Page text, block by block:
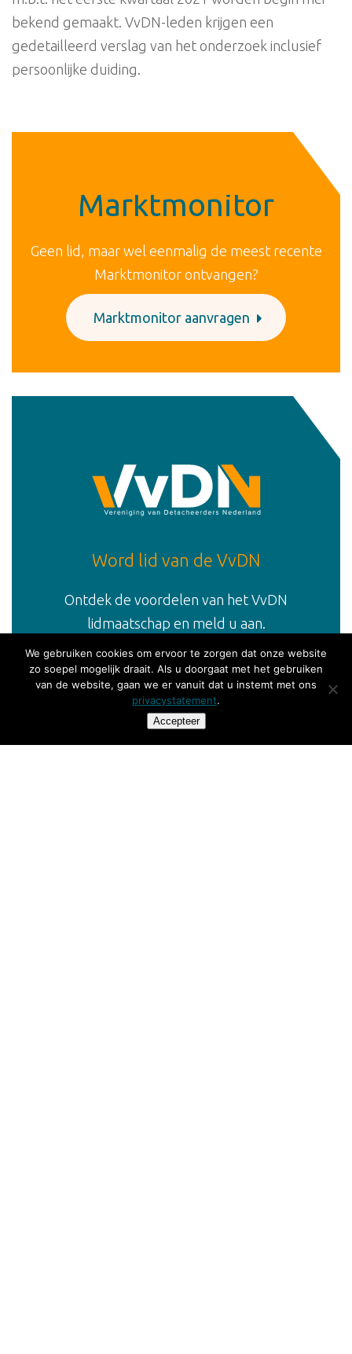
bekend gemaakt. VvDN-leden krijgen een
gedetailleerd verslag van het onderzoek inclusief
persoonlijke duiding.
Marktmonitor
Geen lid, maar wel eenmalig de meest recente
Marktmonitor ontvangen?
Marktmonitor aanvragen
Word lid van de VvDN
Ontdek de voordelen van het VvDN
lidmaatschap en meld u aan.
Wat we bieden
We gebruiken cookies om ervoor te zorgen dat onze website
zo soepel mogelijk draait. Als u doorgaat met het gebruiken
van de website, gaan we er vanuit dat u instemt met ons
privacystatement.
Accepteer